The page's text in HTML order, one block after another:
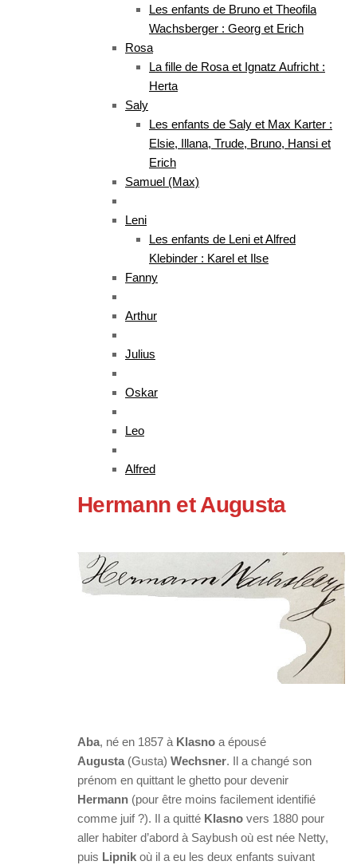
Les enfants de Bruno et Theofila
Wachsberger : Georg et Erich
Rosa
La fille de Rosa et Ignatz Aufricht :
Herta
Saly
Les enfants de Saly et Max Karter :
Elsie, Illana, Trude, Bruno, Hansi et
Erich
Samuel (Max)
Leni
Les enfants de Leni et Alfred
Klebinder : Karel et Ilse
Fanny
Arthur
Julius
Oskar
Leo
Alfred
Hermann et Augusta
Aba, né en 1857 à Klasno a épousé
Augusta (Gusta) Wechsner. Il a changé son
prénom en quittant le ghetto pour devenir
Hermann (pour être moins facilement identifié
comme juif ?). Il a quitté Klasno vers 1880 pour
aller habiter d’abord à Saybush où est née Netty,
puis Lipnik où il a eu les deux enfants suivant